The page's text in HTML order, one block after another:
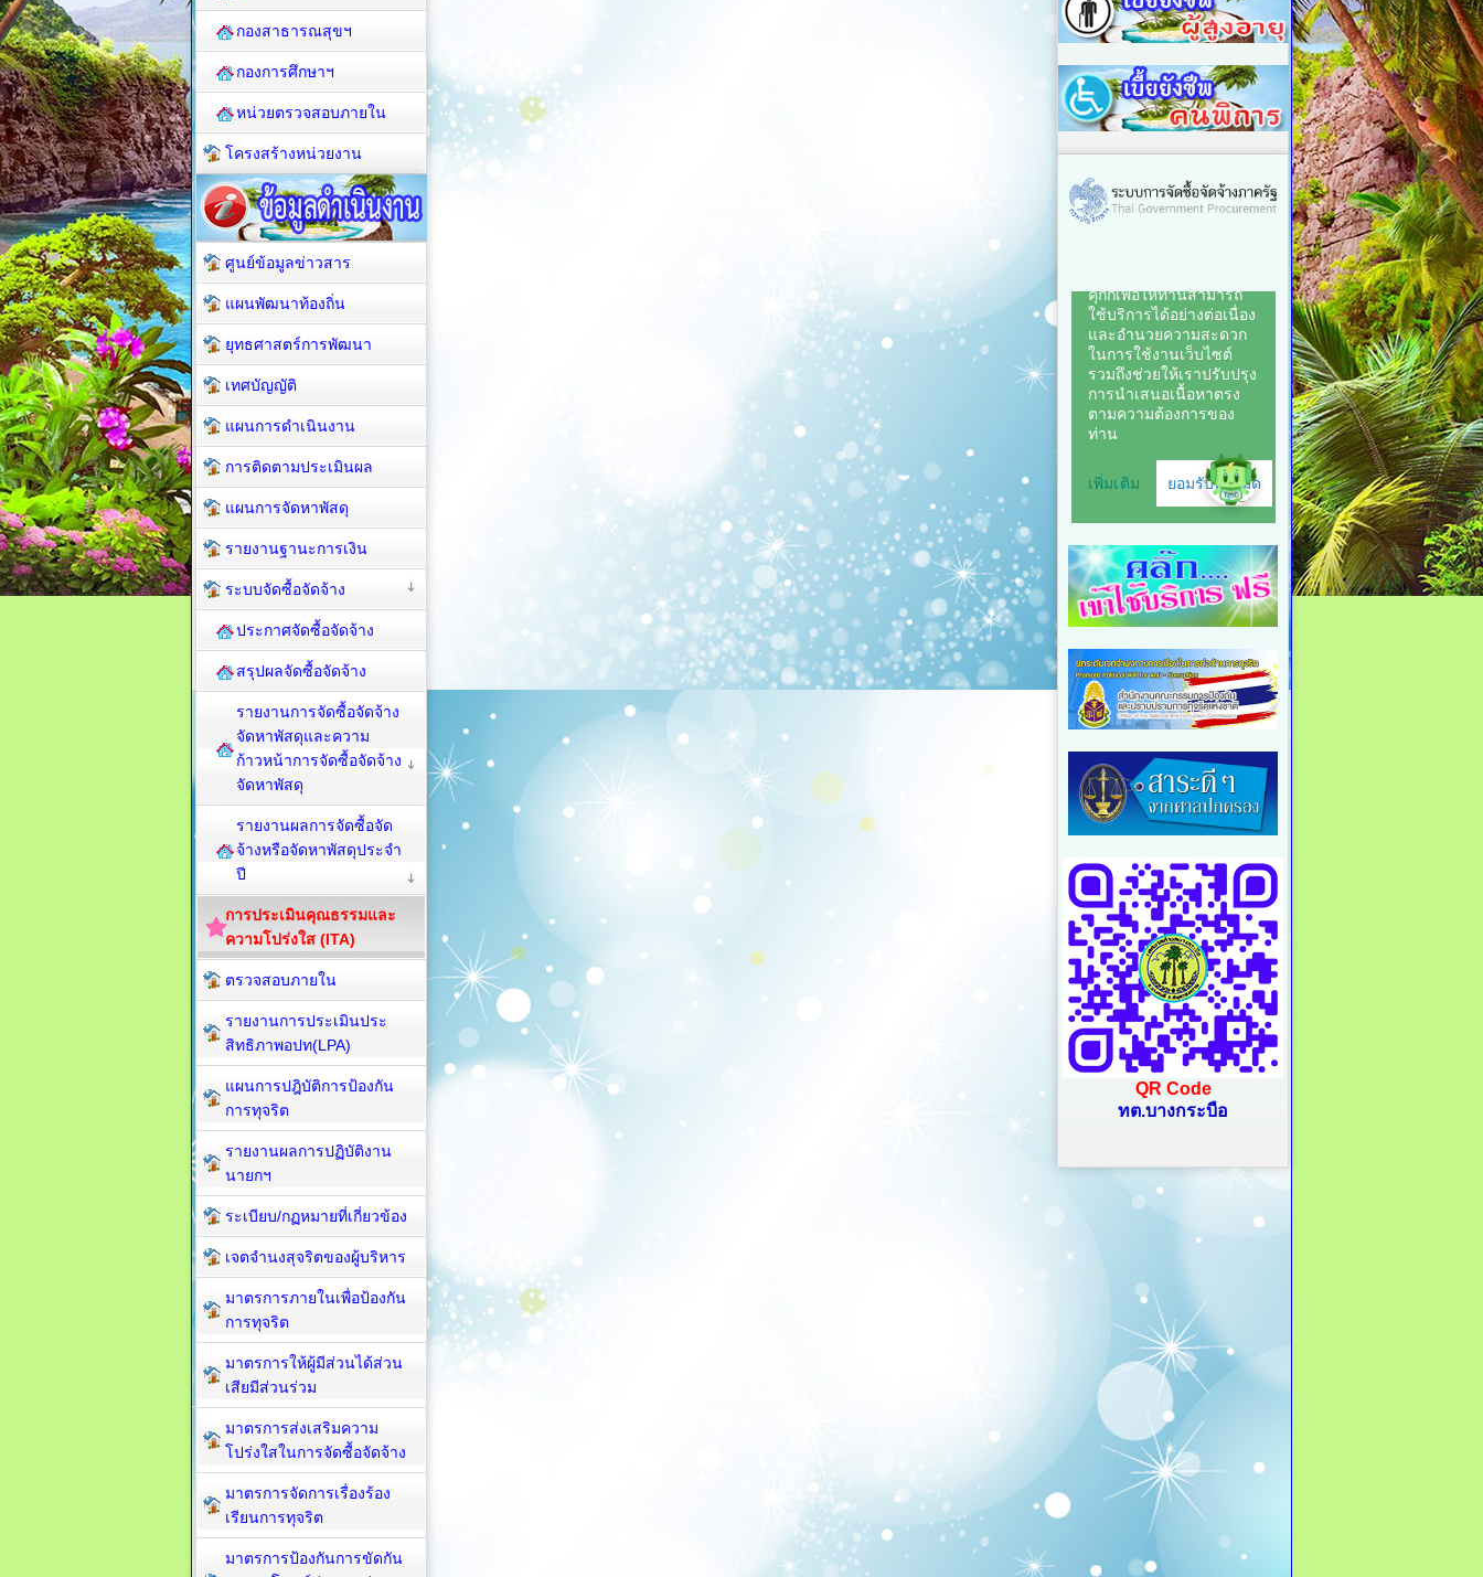
กองสาธารณสุขฯ
กองการศึกษาฯ
หน่วยตรวจสอบภายใน
โครงสร้างหน่วยงาน
ศูนย์ข้อมูลข่าวสาร
แผนพัฒนาท้องถิ่น
ยุทธศาสตร์การพัฒนา
เทศบัญญัติ
แผนการดำเนินงาน
การติดตามประเมินผล
แผนการจัดหาพัสดุ
รายงานฐานะการเงิน
ระบบจัดซื้อจัดจ้าง
ประกาศจัดซื้อจัดจ้าง
สรุปผลจัดซื้อจัดจ้าง
รายงานการจัดซื้อจัดจ้าง
จัดหาพัสดุและความ
ก้าวหน้าการจัดซื้อจัดจ้าง
จัดหาพัสดุ
รายงานผลการจัดซื้อจัด
จ้างหรือจัดหาพัสดุประจำ
ปี
การประเมินคุณธรรมและ
ความโปร่งใส (ITA)
ตรวจสอบภายใน
รายงานการประเมินประ
สิทธิภาพอปท(LPA)
แผนการปฎิบัติการป้องกัน
การทุจริต
รายงานผลการปฏิบัติงาน
นายกฯ
ระเบียบ/กฏหมายที่เกี่ยวข้อง
เจตจำนงสุจริตของผู้บริหาร
มาตรการภายในเพื่อป้องกัน
การทุจริต​
มาตรการให้ผู้มีส่วนได้ส่วน
เสียมีส่วนร่วม
มาตรการส่งเสริมความ
โปร่งใสในการจัดซื้อจัดจ้าง
มาตรการจัดการเรื่องร้อง
เรียนการทุจริต
มาตรการป้องกันการขัดกัน
QR Code
ทต.บางกระบือ